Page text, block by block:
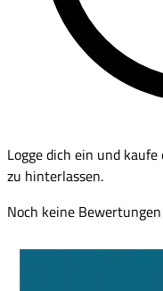
Logge dich ein und
zu hinterlassen.
Noch keine